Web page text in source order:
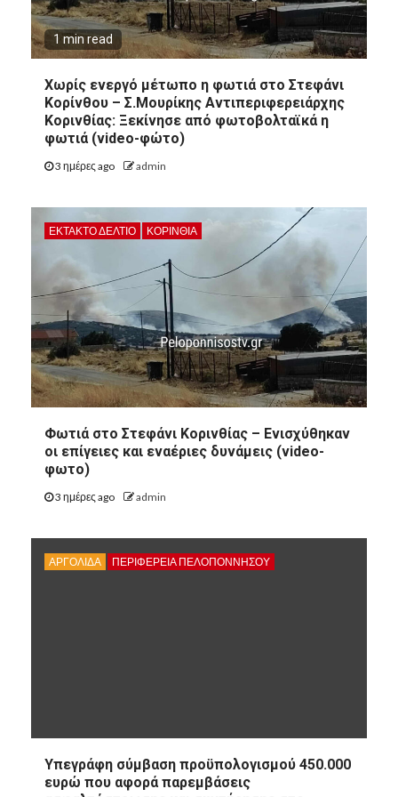
1 min read
Χωρίς ενεργό μέτωπο η φωτιά στο Στεφάνι
Κορίνθου – Σ.Μουρίκης Αντιπεριφερειάρχης
Κορινθίας: Ξεκίνησε από φωτοβολταϊκά η
φωτιά (video-φώτο)
3 ημέρες ago admin
ΕΚΤΑΚΤΟ ΔΕΛΤΙΟ ΚΟΡΙΝΘΊΑ
Φωτιά στο Στεφάνι Κορινθίας – Ενισχύθηκαν
οι επίγειες και εναέριες δυνάμεις (video-
φωτο)
3 ημέρες ago admin
ΑΡΓΟΛΙΔΑ ΠΕΡΙΦΈΡΕΙΑ ΠΕΛΟΠΟΝΝΉΣΟΥ
Υπεγράφη σύμβαση προϋπολογισμού 450.000
ευρώ που αφορά παρεμβάσεις
ΠΕΡΙΦΈΡΕΙΑ ΠΕΛΟΠΟΝΝΉΣΟΥ
ΠΟΛΙΤΙΣΜΌΣ